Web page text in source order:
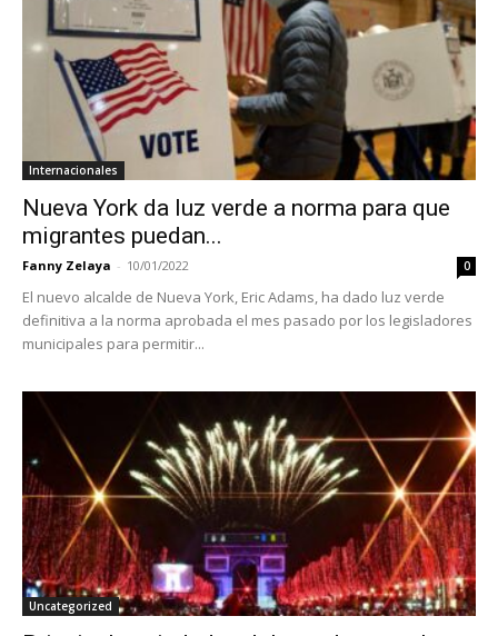
Internacionales
Nueva York da luz verde a norma para que
migrantes puedan...
Fanny Zelaya - 10/01/2022 0
El nuevo alcalde de Nueva York, Eric Adams, ha dado luz verde
definitiva a la norma aprobada el mes pasado por los legisladores
municipales para permitir...
Uncategorized